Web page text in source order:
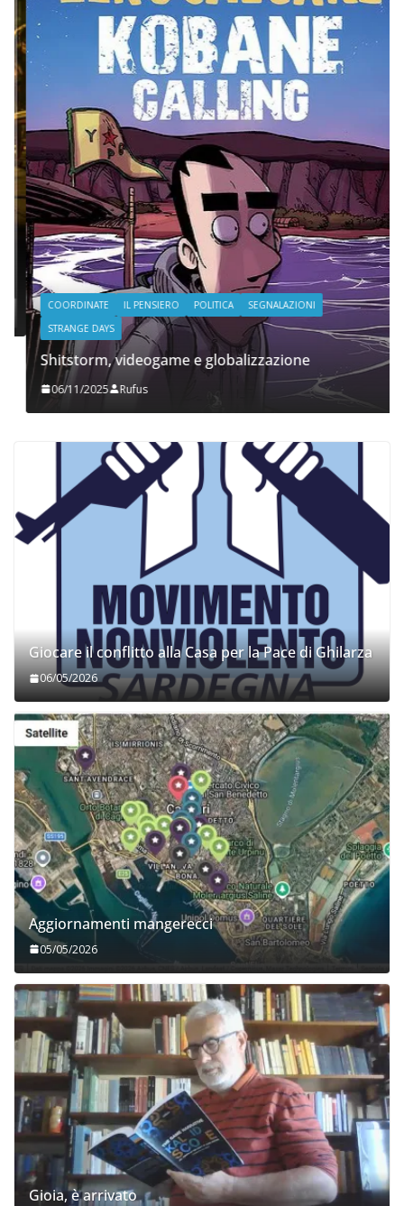
COORDINATE IL PENSIERO POLITICA
SEGNALAZIONI
STRANGE DAYS
Shitstorm, videogame e globalizzazione
06/11/2025 Rufus
Giocare il conflitto alla Casa per la Pace di Ghilarza
06/05/2026
Aggiornamenti mangerecci
05/05/2026
Gioia, è arrivato